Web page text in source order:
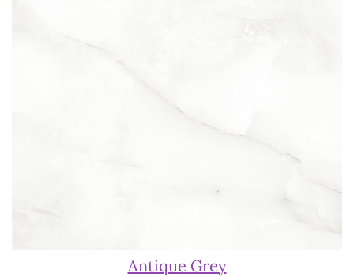
Antique Grey